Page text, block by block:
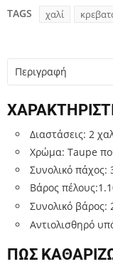
TAGS χαλί
Περιγραφή
Διαστάσεις: 2
Χρώμα: Taupe
Συνολικό πάχος:
Βάρος
Συνολικό βάρος:
Αντιολισθηρό
ΠΩΣ